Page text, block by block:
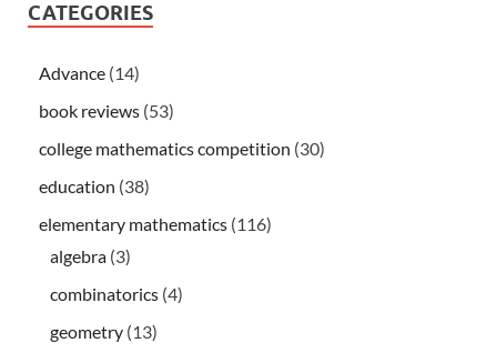
CATEGORIES
Advance (14)
book reviews (53)
college mathematics competition (30)
education (38)
elementary mathematics (116)
algebra (3)
combinatorics (4)
geometry (13)